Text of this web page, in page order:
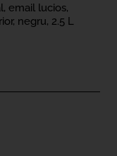
email lucios,
negru, 2.5 L